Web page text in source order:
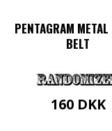
PENTAGRAM
BELT
160 DKK